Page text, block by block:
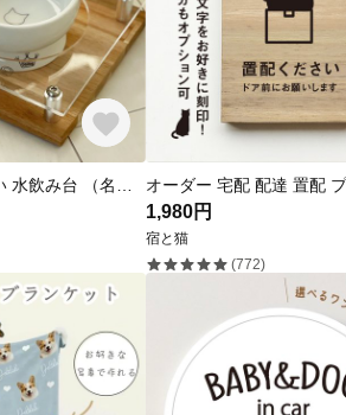
1,980円
宿と猫
(772)